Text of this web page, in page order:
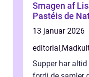
Smagen af
Pastéis de
13 januar 2026
editorial ,
Supper har